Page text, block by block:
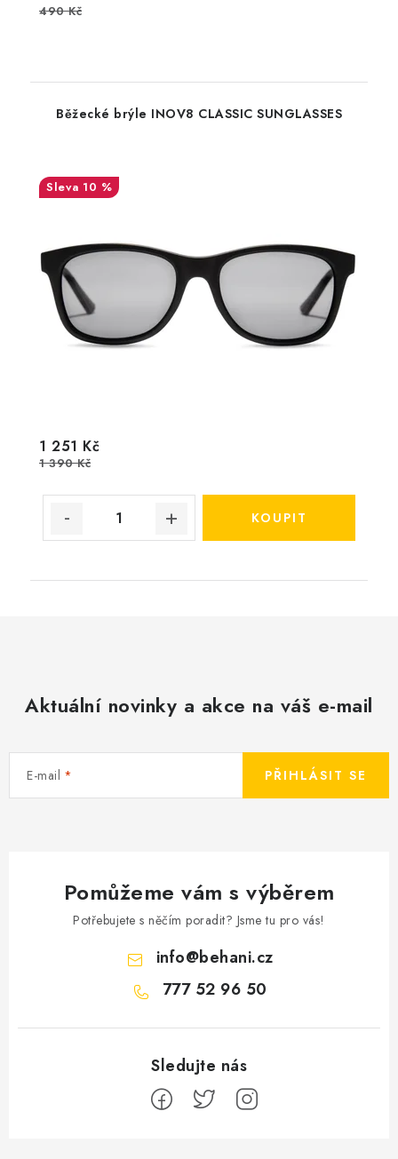
490 Kč
Běžecké brýle INOV8 CLASSIC SUNGLASSES
10 %
1 251 Kč
1 390 Kč
Aktuální novinky a akce na váš e-mail
E-mail PŘIHLÁSIT SE
Pomůžeme vám s výběrem
Potřebujete s něčím poradit? Jsme tu pro vás!
info@behani.cz
777 52 96 50